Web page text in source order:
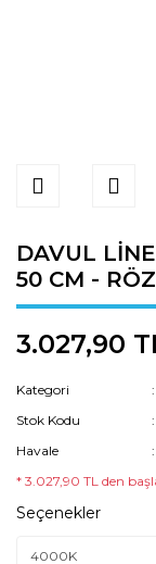
DAVUL
50 CM -
3.027,90
Kategori
Stok Kodu
Havale
* 3.027,90 TL den
Seçenekler